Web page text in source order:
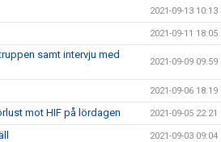
2021-09-13 10:13
2021-09-11 18:05
samt intervju med
2021-09-09 09:59
2021-09-06 18:19
mot HIF på lördagen 2021-09-05 22:21
2021-09-03 09:04